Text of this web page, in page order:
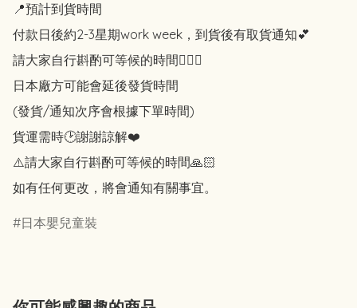
📍預計到貨時間
付款日後約2-3星期work week，到貨後有取貨通知💕
請大家自行斟酌可等候的時間🙇🏻‍♀️
日本廠方可能會延後發貨時間
(發貨/通知次序會根據下單時間)
貨運需時🕑謝謝諒解❤️
⚠️請大家自行斟酌可等候的時間🙏🏻
如有任何更改，將會通知有關事宜。
日本嬰兒童裝